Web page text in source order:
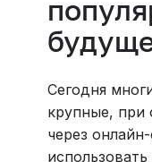
Сегодня
крупные, при
через